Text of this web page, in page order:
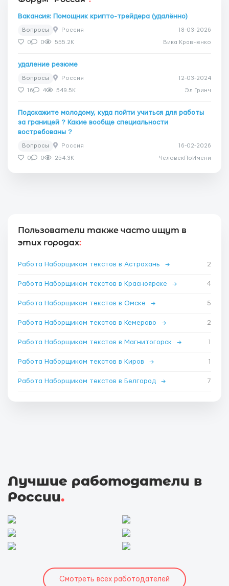
Вакансия: Помощник крипто-трейдера (удалённо)
Вопросы Россия 18-03-2026
0 0 555.2K Вика Кравченко
удаление резюме
Вопросы Россия 12-03-2024
16 4 549.5K Эл Гринч
Подскажите молодому, куда пойти учиться для работы
за границей ? Какие вообще специальности
востребованы ?
Вопросы Россия 16-02-2026
0 0 254.3K ЧеловекПоИмени
Пользователи также часто ищут в
этих городах:
Работа Наборщиком текстов в Астрахань → 2
Работа Наборщиком текстов в Красноярске → 4
Работа Наборщиком текстов в Омске → 5
Работа Наборщиком текстов в Кемерово → 2
Работа Наборщиком текстов в Магнитогорск → 1
Работа Наборщиком текстов в Киров → 1
Работа Наборщиком текстов в Белгород → 7
Лучшие работодатели в
России.
Смотреть всех работодателей